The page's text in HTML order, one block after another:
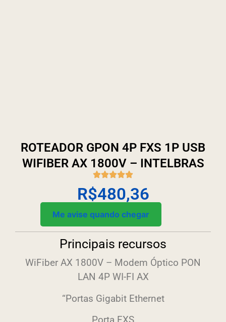
ROTEADOR GPON 4P FXS 1P USB
WIFIBER AX 1800V – INTELBRAS
R$480,36
Me avise quando chegar
Principais recursos
WiFiber AX 1800V – Modem Óptico PON
LAN 4P WI-FI AX
“Portas Gigabit Ethernet